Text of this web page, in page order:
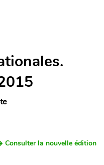
Consulter la nouvelle édition